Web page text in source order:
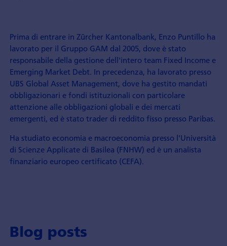
Prima di entrare in Zürcher Kantonalbank, Enzo Puntillo ha
lavorato per il Gruppo GAM dal 2005, dove è stato
responsabile della gestione dell'intero team Fixed Income e
Emerging Market Debt. In precedenza, ha lavorato presso
UBS Global Asset Management, dove ha gestito mandati
obbligazionari e fondi istituzionali con particolare
attenzione alle obbligazioni globali e dei mercati
emergenti, ed è stato trader di reddito fisso presso Paribas.
Ha studiato economia e macroeconomia presso l'Università
di Scienze Applicate di Basilea (FNHW) ed è un analista
finanziario europeo certificato (CEFA).
Blog posts